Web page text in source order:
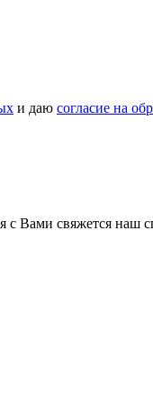
и даю согласие на
Вами свяжется наш